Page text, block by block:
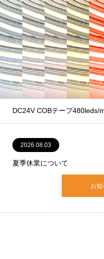
DC24V COBテープ480leds/
2026.08.03
夏季休業について
お